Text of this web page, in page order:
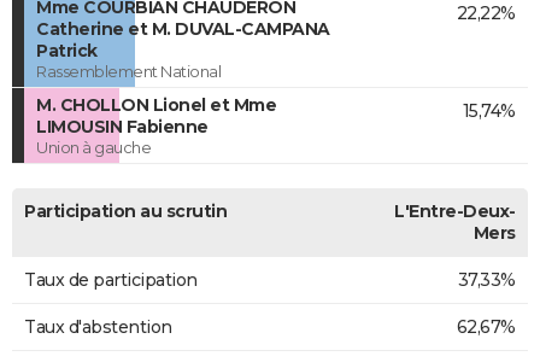
Mme COURBIAN CHAUDERON
Catherine et M. DUVAL-CAMPANA
Patrick
Rassemblement National
22,22%
M. CHOLLON Lionel et Mme
LIMOUSIN Fabienne
Union à gauche
15,74%
Participation au scrutin
L'Entre-Deux-
Mers
Taux de participation 37,33%
Taux d'abstention 62,67%